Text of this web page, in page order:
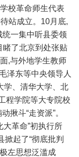
校革命师生代表
站成立。10月底,
统一集中听县委领
睹了北京到处张贴
,与外地学生教师
泽东等中央领导人
学、清华大学、北
程学院等大专院校
揪斗“走资派”。
大革命”初执行所
掀起了“彻底批判
左思想泛滥成